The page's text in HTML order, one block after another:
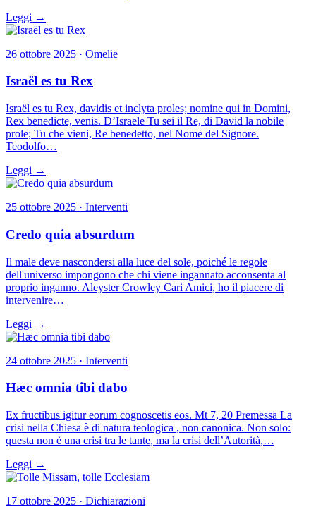
Leggi →
26 ottobre 2025 · Omelie
Israël es tu Rex
Israël es tu Rex, davidis et inclyta proles; nomine qui in Domini,
Rex benedicte, venis. D’Israele Tu sei il Re, di David la nobile
prole; Tu che vieni, Re benedetto, nel Nome del Signore.
Teodolfo…
Leggi →
25 ottobre 2025 · Interventi
Credo quia absurdum
Il male deve nascondersi alla luce del sole, poiché le regole
dell'universo impongono che chi viene ingannato acconsenta al
proprio inganno. Aleyster Crowley Cari Amici, ho il piacere di
intervenire…
Leggi →
24 ottobre 2025 · Interventi
Hæc omnia tibi dabo
Ex fructibus igitur eorum cognoscetis eos. Mt 7, 20 Premessa La
crisi nella Chiesa è di natura teologica , non canonica. Non solo:
questa non è una crisi tra le tante, ma la crisi dell’Autorità,…
Leggi →
17 ottobre 2025 · Dichiarazioni